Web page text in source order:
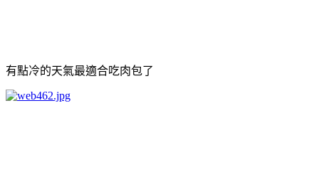
有點冷的天氣最適合吃肉包了